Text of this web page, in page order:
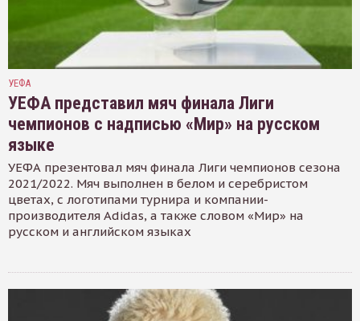
УЕФА
УЕФА представил мяч финала Лиги
чемпионов с надписью «Мир» на русском
языке
УЕФА презентовал мяч финала Лиги чемпионов сезона
2021/2022. Мяч выполнен в белом и серебристом
цветах, с логотипами турнира и компании-
производителя Adidas, а также словом «Мир» на
русском и английском языках